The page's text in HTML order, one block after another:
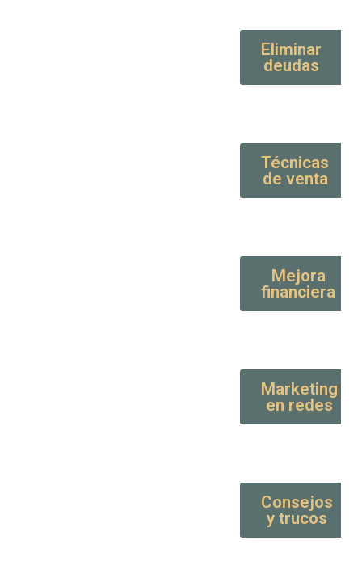
Eliminar
deudas
Técnicas
de venta
Mejora
financiera
Marketing
en redes
Consejos
y trucos